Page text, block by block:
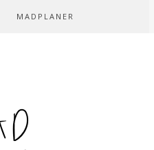
MADPLANER